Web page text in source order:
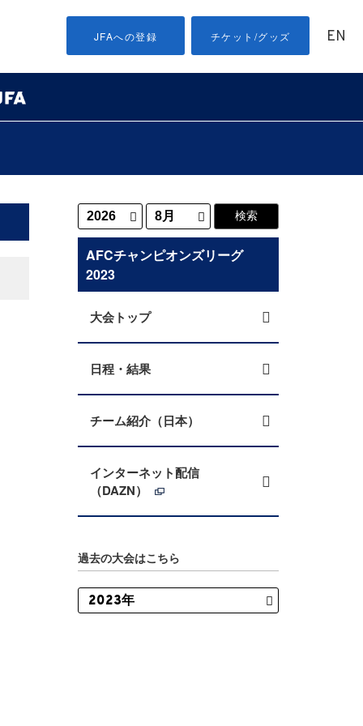
JFAへの登録 チケット/グッズ EN
AFCチャンピオンズリーグ
2023
大会トップ
日程・結果
チーム紹介（日本）
インターネット配信
（DAZN）
過去の大会はこちら